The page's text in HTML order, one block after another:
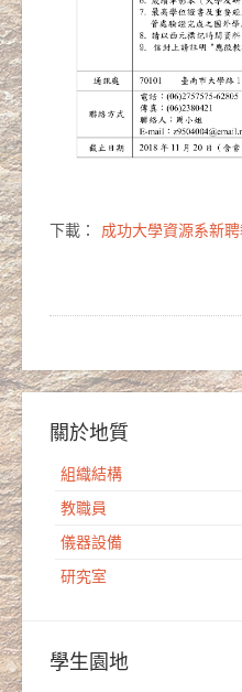
下載： 成功大學資源系新
關於地質
組織結構
教職員
儀器設備
研究室
學生園地